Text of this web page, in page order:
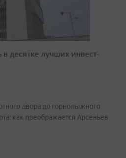
десятке лучших инвест-
двора до горнолыжного
как преображается Арсеньев